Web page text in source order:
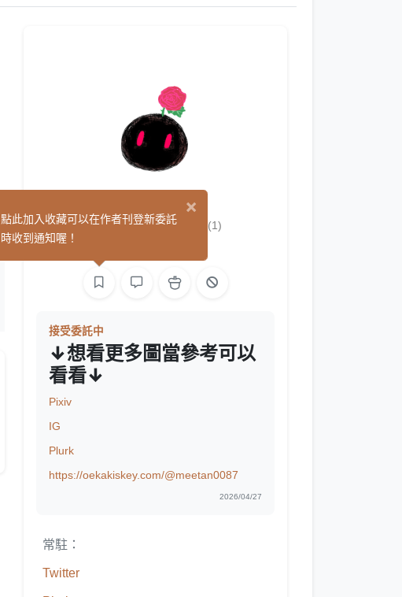
玫炭meetan (1)
接受委託中
↓想看更多圖當參考可以
看看↓
Pixiv
IG
Plurk
https://oekakiskey.com/@meetan0087
2026/04/27
常駐：
Twitter
×
點此加入收藏可以在作者刊登新委託
時收到通知喔！